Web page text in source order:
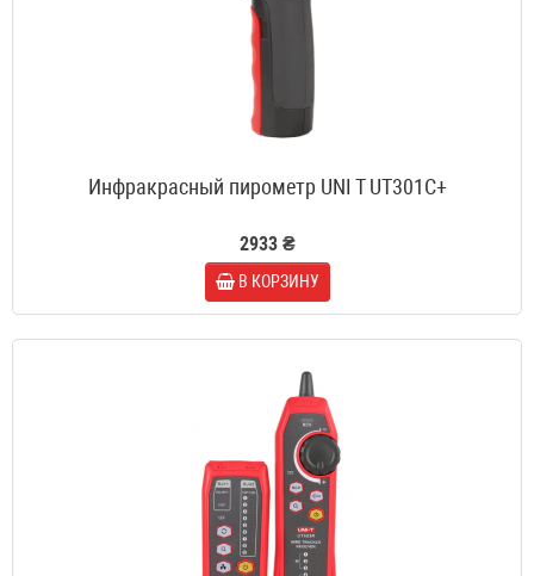
Инфракрасный пирометр UNI T UT301C+
2933 ₴
В КОРЗИНУ